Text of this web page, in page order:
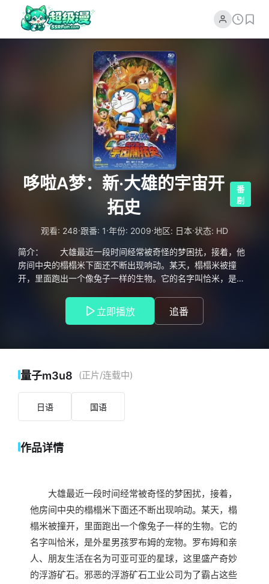
哆啦A梦：新·大雄的宇宙开
拓史
番
剧
观看: 248·跟番: 1·年份: 2009·地区: 日本·状态: HD
简介： 大雄最近一段时间经常被奇怪的梦困扰，接着，他
房间中央的榻榻米下面还不断出现响动。某天，榻榻米被撞
开，里面跑出一个像兔子一样的生物。它的名字叫恰米，是外
亚的星球，这里盛产奇妙的浮游矿石。邪恶的浮游矿石工业公
司为了霸占这些矿藏，不惜使用各种卑鄙手段企图将罗布姆这
友。与此同时，浮游矿石工业继续他们罪恶的计划，善良正直
的大雄决心帮助外星朋友守卫他们的家园……
立即播放 追番
量子m3u8 (正片/连载中)
日语 国语
作品详情
大雄最近一段时间经常被奇怪的梦困扰，接着，
他房间中央的榻榻米下面还不断出现响动。某天，榻
榻米被撞开，里面跑出一个像兔子一样的生物。它的
名字叫恰米，是外星男孩罗布姆的宠物。罗布姆和亲
人、朋友生活在名为可亚可亚的星球，这里盛产奇妙
的浮游矿石。邪恶的浮游矿石工业公司为了霸占这些